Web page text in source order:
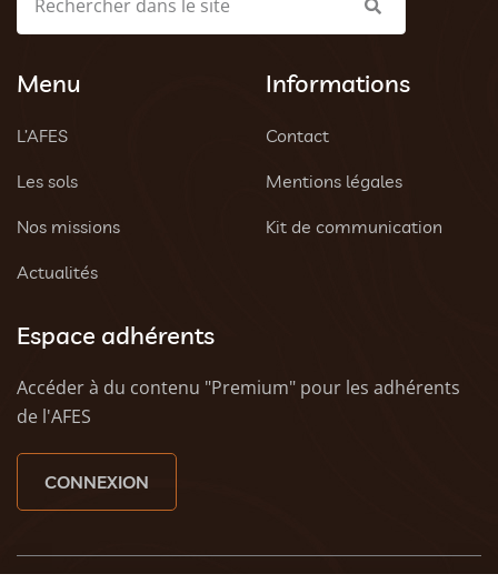
Menu
L’AFES
Les sols
Nos missions
Actualités
Informations
Contact
Mentions légales
Kit de communication
Espace adhérents
Accéder à du contenu "Premium" pour les adhérents
de l'AFES
CONNEXION